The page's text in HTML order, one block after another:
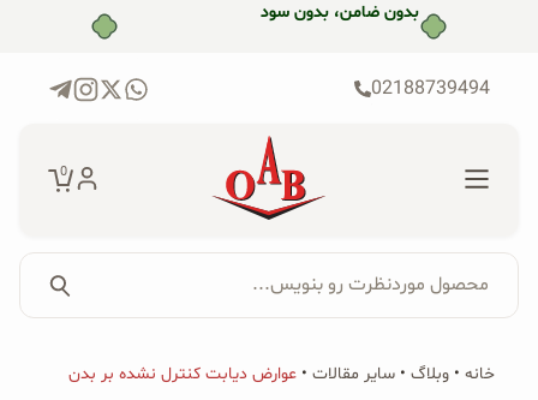
بدون ضامن، بدون سود
02188739494
0
برای:
جستجو...
پکیج‌ها
محصول موردنظرت رو بنویس...
خانه • وبلاگ • سایر مقالات • عوارض دیابت کنترل نشده بر بدن